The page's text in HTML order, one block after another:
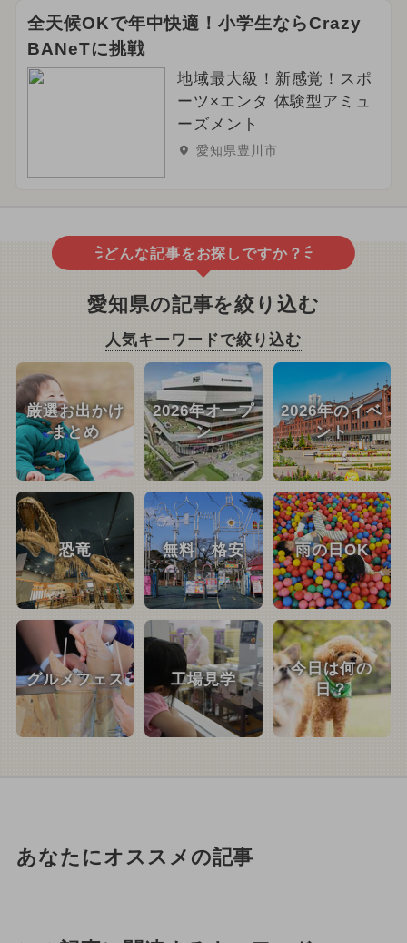
全天候OKで年中快適！小学生ならCrazy
BANeTに挑戦
地域最大級！新感覚！スポ
ーツ×エンタ 体験型アミュ
ーズメント
愛知県豊川市
どんな記事をお探しですか？
愛知県の記事を絞り込む
人気キーワードで絞り込む
厳選お出かけ
まとめ
2026年オープ
ン
2026年のイベ
ント
恐竜 無料・格安 雨の日OK
グルメフェス 工場見学
今日は何の
日？
あなたにオススメの記事